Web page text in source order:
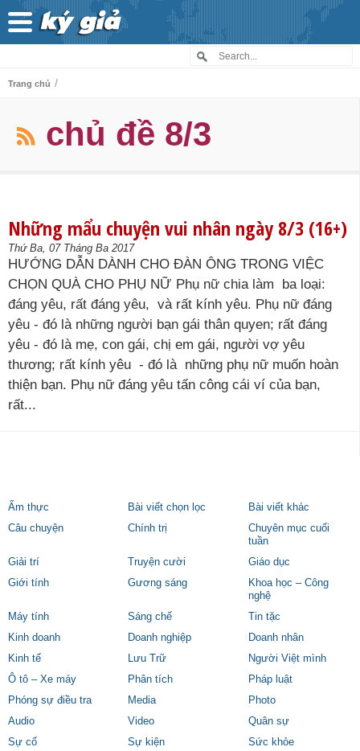
Trang chủ /
chủ đề 8/3
Những mẩu chuyện vui nhân ngày 8/3 (16+)
Thứ Ba, 07 Tháng Ba 2017
HƯỚNG DẪN DÀNH CHO ĐÀN ÔNG TRONG VIỆC
CHỌN QUÀ CHO PHỤ NỮ Phụ nữ chia làm ba loại:
đáng yêu, rất đáng yêu, và rất kính yêu. Phụ nữ đáng
yêu - đó là những người bạn gái thân quyen; rất đáng
yêu - đó là mẹ, con gái, chị em gái, người vợ yêu
thương; rất kính yêu - đó là những phụ nữ muốn hoàn
thiện bạn. Phụ nữ đáng yêu tấn công cái ví của bạn,
rất...
Ẩm thực Bài viết chọn lọc
Bài viết khác
Câu chuyện
Chính trị
Chuyên mục cuối
tuần
Giải trí
Truyện cười
Giáo dục
Giới tính
Gương sáng
Khoa học – Công
nghệ
Máy tính
Sáng chế
Tin tặc
Kinh doanh
Doanh nghiệp
Doanh nhân
Kinh tế
Lưu Trữ
Người Việt mình
Ô tô – Xe máy
Phân tích
Pháp luật
Phóng sự điều tra
Media
Photo
Audio
Video
Quân sự
Sự cố
Sự kiện
Sức khỏe